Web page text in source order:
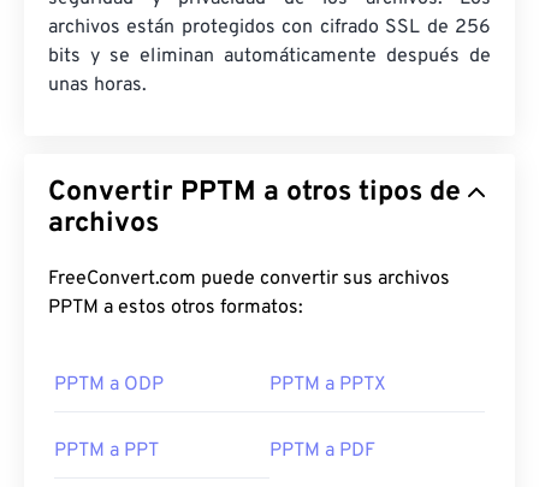
archivos están protegidos con cifrado SSL de 256
bits y se eliminan automáticamente después de
unas horas.
Convertir PPTM a otros tipos de
archivos
FreeConvert.com puede convertir sus archivos
PPTM a estos otros formatos:
PPTM a ODP PPTM a PPTX
PPTM a PPT PPTM a PDF